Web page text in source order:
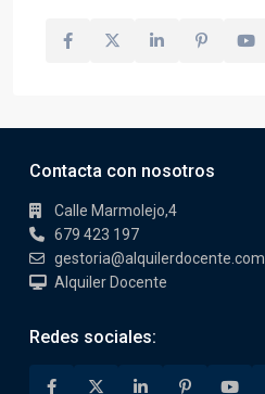
Contacta con nosotros
Calle Marmolejo,4
679 423 197
gestoria@alquilerdocente.com
Alquiler Docente
Redes sociales: